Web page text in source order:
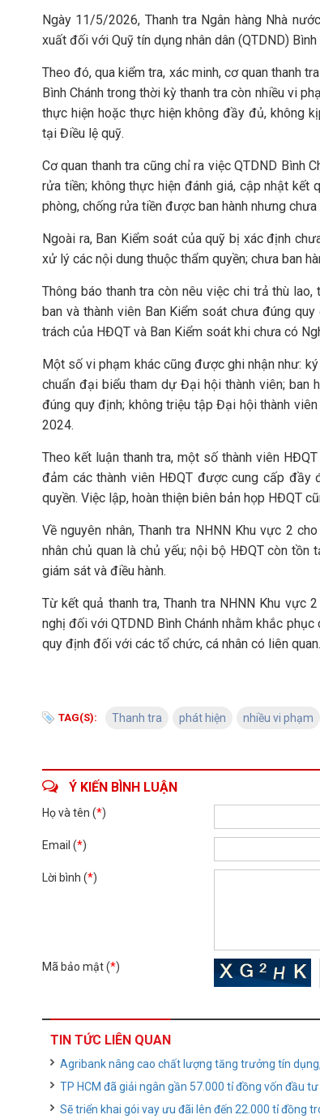
Ngày 11/5/2026, Thanh tra Ngân hàng Nhà
xuất đối với Quỹ tín dụng nhân dân (QTDND) Bình
Theo đó, qua kiểm tra, xác minh, cơ quan thanh
Bình Chánh trong thời kỳ thanh tra còn nhiều vi
thực hiện hoặc thực hiện không đầy đủ, không
tại Điều lệ quỹ.
Cơ quan thanh tra cũng chỉ ra việc QTDND Bình
rửa tiền; không thực hiện đánh giá, cập nhật
phòng, chống rửa tiền được ban hành nhưng
Ngoài ra, Ban Kiểm soát của quỹ bị xác định
xử lý các nội dung thuộc thẩm quyền; chưa ban
Thông báo thanh tra còn nêu việc chi trả thù
ban và thành viên Ban Kiểm soát chưa đúng
trách của HĐQT và Ban Kiểm soát khi chưa có
Một số vi phạm khác cũng được ghi nhận như:
chuẩn đại biểu tham dự Đại hội thành viên; ban
đúng quy định; không triệu tập Đại hội thành
2024.
Theo kết luận thanh tra, một số thành viên
đảm các thành viên HĐQT được cung cấp đầy
quyền. Việc lập, hoàn thiện biên bản họp HĐQT
Về nguyên nhân, Thanh tra NHNN Khu vực 2
nhân chủ quan là chủ yếu; nội bộ HĐQT còn
giám sát và điều hành.
Từ kết quả thanh tra, Thanh tra NHNN Khu
nghị đối với QTDND Bình Chánh nhằm khắc
quy định đối với các tổ chức, cá nhân có liên quan.
TAG(S): Thanh tra phát hiện nhiều vi phạm
Ý KIẾN BÌNH LUẬN
Họ và tên (*)
Email (*)
Lời bình (*)
Mã bảo mật (*)
TIN TỨC LIÊN QUAN
Agribank nâng cao chất lượng tăng trưởng tín
TP HCM đã giải ngân gần 57.000 tỉ đồng vốn đầu
Sẽ triển khai gói vay ưu đãi lên đến 22.000 tỉ đồng